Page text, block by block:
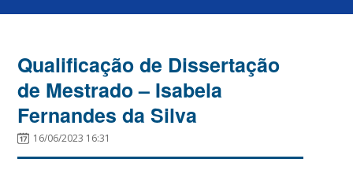
Qualificação de Dissertação
de Mestrado – Isabela
Fernandes da Silva
16/06/2023 16:31